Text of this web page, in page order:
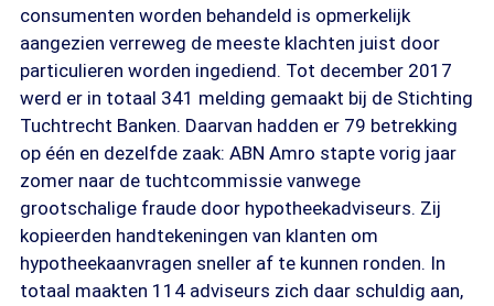
consumenten worden behandeld is opmerkelijk
aangezien verreweg de meeste klachten juist door
particulieren worden ingediend. Tot december 2017
werd er in totaal 341 melding gemaakt bij de Stichting
Tuchtrecht Banken. Daarvan hadden er 79 betrekking
op één en dezelfde zaak: ABN Amro stapte vorig jaar
zomer naar de tuchtcommissie vanwege
grootschalige fraude door hypotheekadviseurs. Zij
kopieerden handtekeningen van klanten om
hypotheekaanvragen sneller af te kunnen ronden. In
totaal maakten 114 adviseurs zich daar schuldig aan,